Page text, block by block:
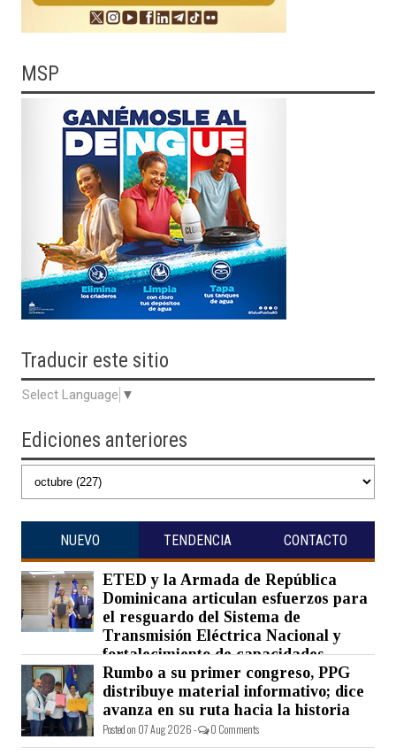
MSP
Traducir este sitio
Select Language ▼
Ediciones anteriores
NUEVO TENDENCIA CONTACTO
ETED y la Armada de República
Dominicana articulan esfuerzos para
el resguardo del Sistema de
Transmisión Eléctrica Nacional y
fortalecimiento de capacidades.
Posted on 07 Aug 2026 - 0 Comments
Rumbo a su primer congreso, PPG
distribuye material informativo; dice
avanza en su ruta hacia la historia
Posted on 07 Aug 2026 - 0 Comments